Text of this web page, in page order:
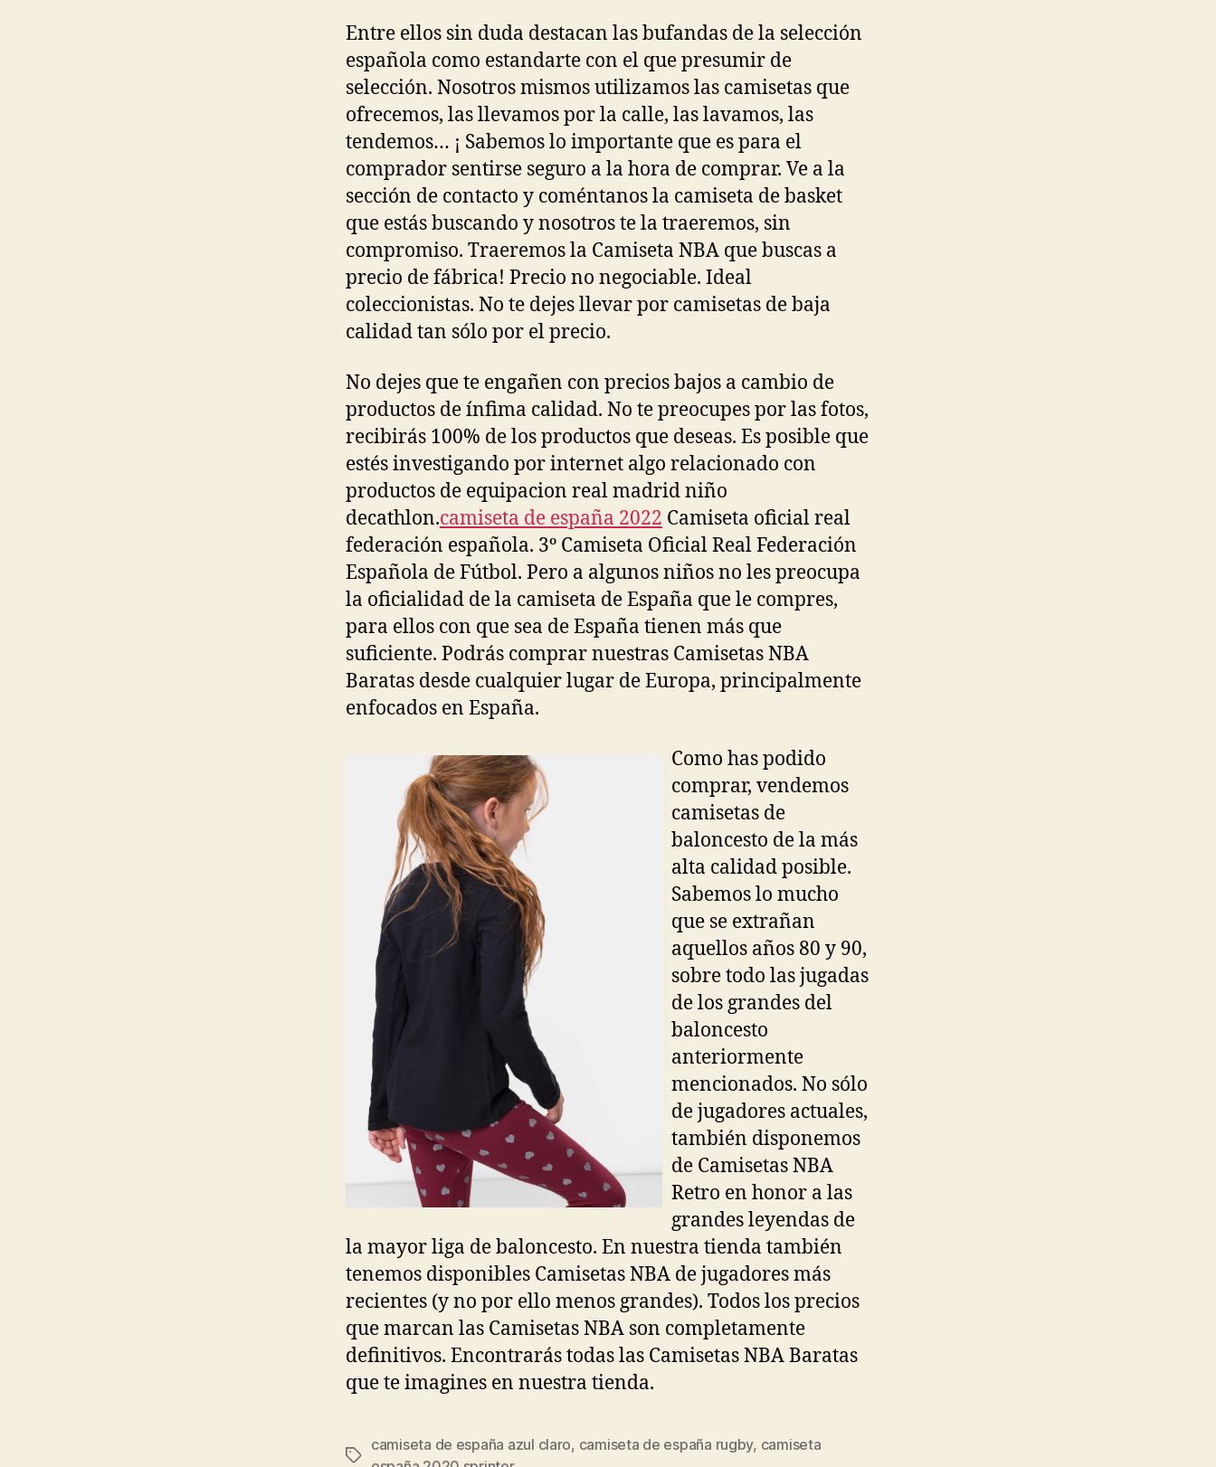
Entre ellos sin duda destacan las bufandas de la selección
española como estandarte con el que presumir de
selección. Nosotros mismos utilizamos las camisetas que
ofrecemos, las llevamos por la calle, las lavamos, las
tendemos… ¡ Sabemos lo importante que es para el
comprador sentirse seguro a la hora de comprar. Ve a la
sección de contacto y coméntanos la camiseta de basket
que estás buscando y nosotros te la traeremos, sin
compromiso. Traeremos la Camiseta NBA que buscas a
precio de fábrica! Precio no negociable. Ideal
coleccionistas. No te dejes llevar por camisetas de baja
calidad tan sólo por el precio.
No dejes que te engañen con precios bajos a cambio de
productos de ínfima calidad. No te preocupes por las fotos,
recibirás 100% de los productos que deseas. Es posible que
estés investigando por internet algo relacionado con
productos de equipacion real madrid niño
decathlon.camiseta de españa 2022 Camiseta oficial real
federación española. 3º Camiseta Oficial Real Federación
Española de Fútbol. Pero a algunos niños no les preocupa
la oficialidad de la camiseta de España que le compres,
para ellos con que sea de España tienen más que
suficiente. Podrás comprar nuestras Camisetas NBA
Baratas desde cualquier lugar de Europa, principalmente
enfocados en España.
Como has podido
comprar, vendemos
camisetas de
baloncesto de la más
alta calidad posible.
Sabemos lo mucho
que se extrañan
aquellos años 80 y 90,
sobre todo las jugadas
de los grandes del
baloncesto
anteriormente
mencionados. No sólo
de jugadores actuales,
también disponemos
de Camisetas NBA
Retro en honor a las
grandes leyendas de
la mayor liga de baloncesto. En nuestra tienda también
tenemos disponibles Camisetas NBA de jugadores más
recientes (y no por ello menos grandes). Todos los precios
que marcan las Camisetas NBA son completamente
definitivos. Encontrarás todas las Camisetas NBA Baratas
que te imagines en nuestra tienda.
Etiquetas
camiseta de españa azul claro, camiseta de españa rugby, camiseta